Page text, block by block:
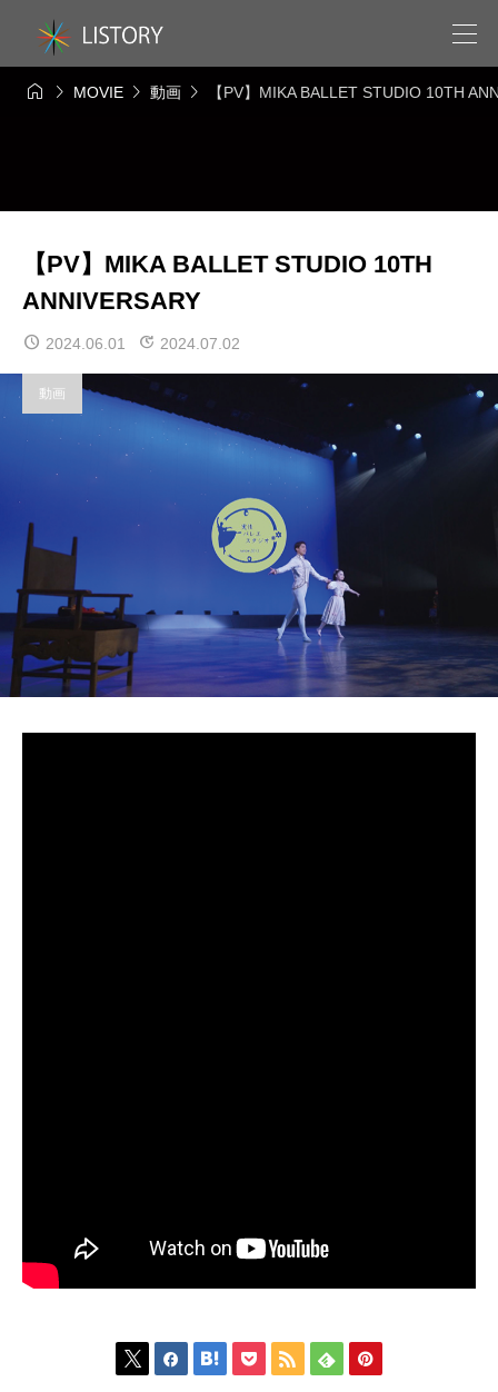
  MOVIE  動画  【PV】MIKA BALLET STUDIO 10TH
【PV】MIKA BALLET STUDIO 10TH
ANNIVERSARY
2024.06.01 2024.07.02
動画
      